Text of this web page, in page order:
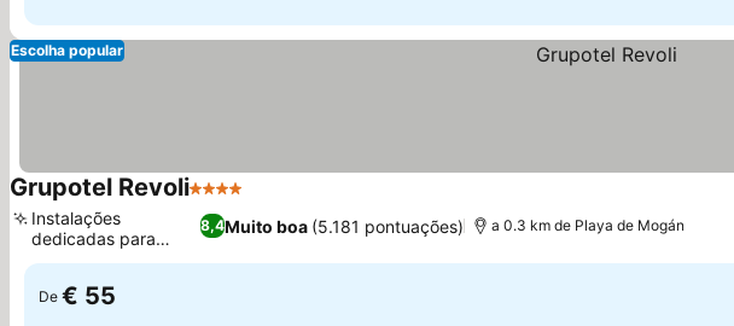
Escolha popular
Grupotel Revoli4 Estrelas
8,4Muito boa (5.181 pontuações)
Instalações
dedicadas para
crianças
a 0.3 km de Playa de Mogán
De € 55